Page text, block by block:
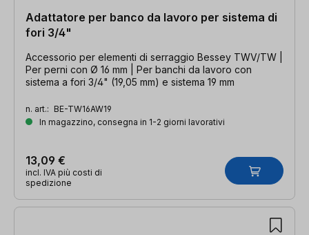
Adattatore per banco da lavoro per sistema di
fori 3/4"
Accessorio per elementi di serraggio Bessey TWV/TW |
Per perni con Ø 16 mm | Per banchi da lavoro con
sistema a fori 3/4" (19,05 mm) e sistema 19 mm
n. art.: BE-TW16AW19
In magazzino, consegna in 1-2 giorni lavorativi
13,09 €
incl. IVA più costi di
spedizione